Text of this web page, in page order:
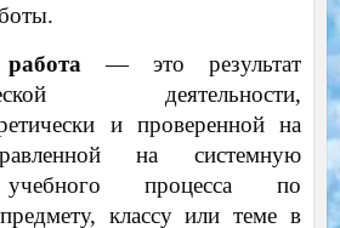
— это результат
деятельности,
и проверенной на
на системную
учебного процесса по
классу или теме в